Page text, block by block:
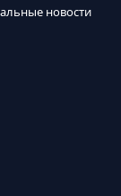
новости